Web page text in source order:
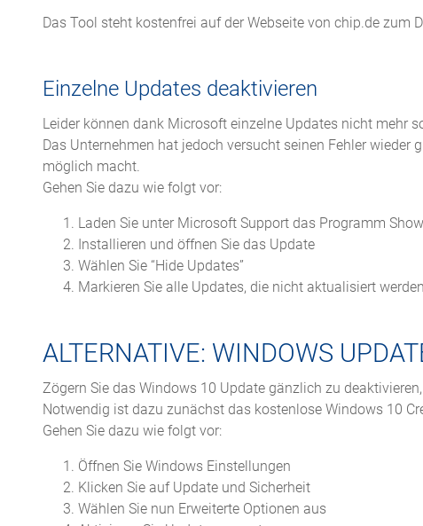
Das Tool steht kostenfrei auf der Webseite von chip.de zum
Einzelne Updates deaktivieren
Leider können dank Microsoft einzelne Updates nicht mehr
Das Unternehmen hat jedoch versucht seinen Fehler
möglich macht.
Gehen Sie dazu wie folgt vor:
Laden Sie unter Microsoft Support das Programm
Installieren und öffnen Sie das Update
Wählen Sie “Hide Updates”
Markieren Sie alle Updates, die nicht aktualisiert
ALTERNATIVE: WINDOWS
Zögern Sie das Windows 10 Update gänzlich zu
Notwendig ist dazu zunächst das kostenlose Windows 10
Gehen Sie dazu wie folgt vor:
Öffnen Sie Windows Einstellungen
Klicken Sie auf Update und Sicherheit
Wählen Sie nun Erweiterte Optionen aus